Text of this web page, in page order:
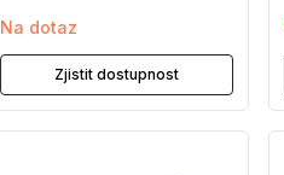
Na dotaz
Zjistit dostupnost